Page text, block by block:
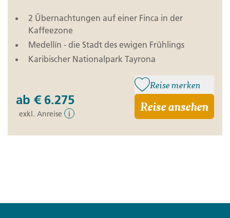
2 Übernachtungen auf einer Finca in der
Kaffeezone
Medellín - die Stadt des ewigen Frühlings
Karibischer Nationalpark Tayrona
ab € 6.275
exkl. Anreise i
Reise merken
Reise ansehen